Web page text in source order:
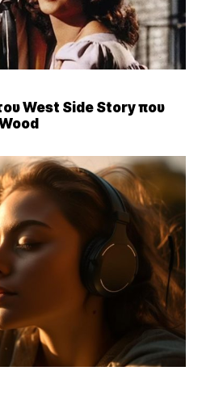
West Side Story που